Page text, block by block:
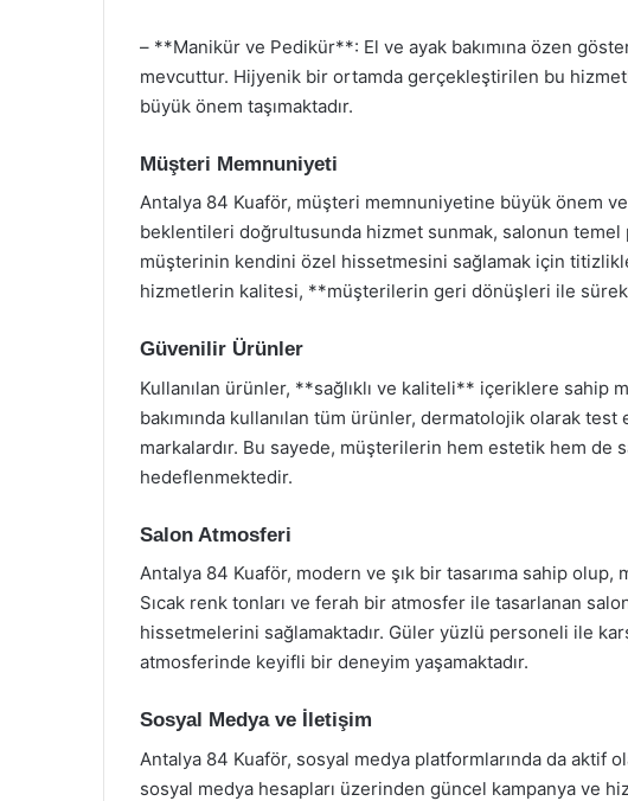
– **Manikür ve Pedikür**: El ve ayak bakımına özen
mevcuttur. Hijyenik bir ortamda gerçekleştirilen bu
büyük önem taşımaktadır.
Müşteri Memnuniyeti
Antalya 84 Kuaför, müşteri memnuniyetine büyük önem
beklentileri doğrultusunda hizmet sunmak, salonun
müşterinin kendini özel hissetmesini sağlamak için
hizmetlerin kalitesi, **müşterilerin geri dönüşleri ile
Güvenilir Ürünler
Kullanılan ürünler, **sağlıklı ve kaliteli** içeriklere sahip
bakımında kullanılan tüm ürünler, dermatolojik olarak
markalardır. Bu sayede, müşterilerin hem estetik hem de
hedeflenmektedir.
Salon Atmosferi
Antalya 84 Kuaför, modern ve şık bir tasarıma sahip
Sıcak renk tonları ve ferah bir atmosfer ile tasarlanan
hissetmelerini sağlamaktadır. Güler yüzlü personeli ile
atmosferinde keyifli bir deneyim yaşamaktadır.
Sosyal Medya ve İletişim
Antalya 84 Kuaför, sosyal medya platformlarında da aktif
sosyal medya hesapları üzerinden güncel kampanya ve